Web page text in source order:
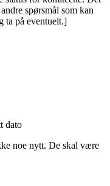
spørsmål som kan
ta på eventuelt.]
dato
noe nytt. De skal være